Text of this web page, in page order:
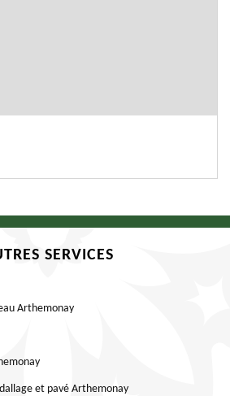
SERVICES
Arthemonay
et pavé Arthemonay